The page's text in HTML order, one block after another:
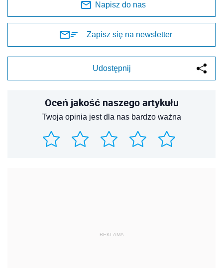
Napisz do nas
Zapisz się na newsletter
Udostępnij
Oceń jakość naszego artykułu
Twoja opinia jest dla nas bardzo ważna
REKLAMA